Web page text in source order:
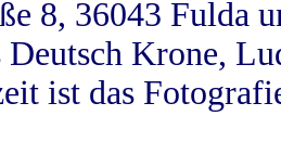
8, 36043 Fulda
Krone,
ist das